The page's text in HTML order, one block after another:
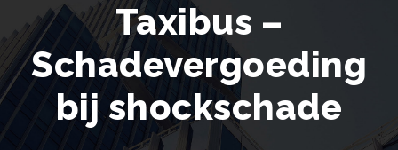
Taxibus –
Schadevergoeding
bij shockschade